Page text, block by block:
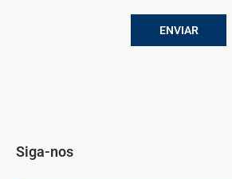
Siga-nos